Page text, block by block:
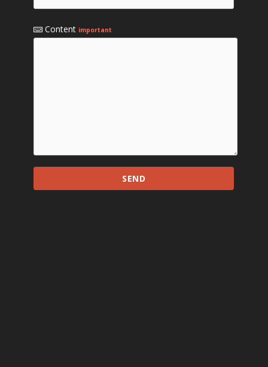
Content important